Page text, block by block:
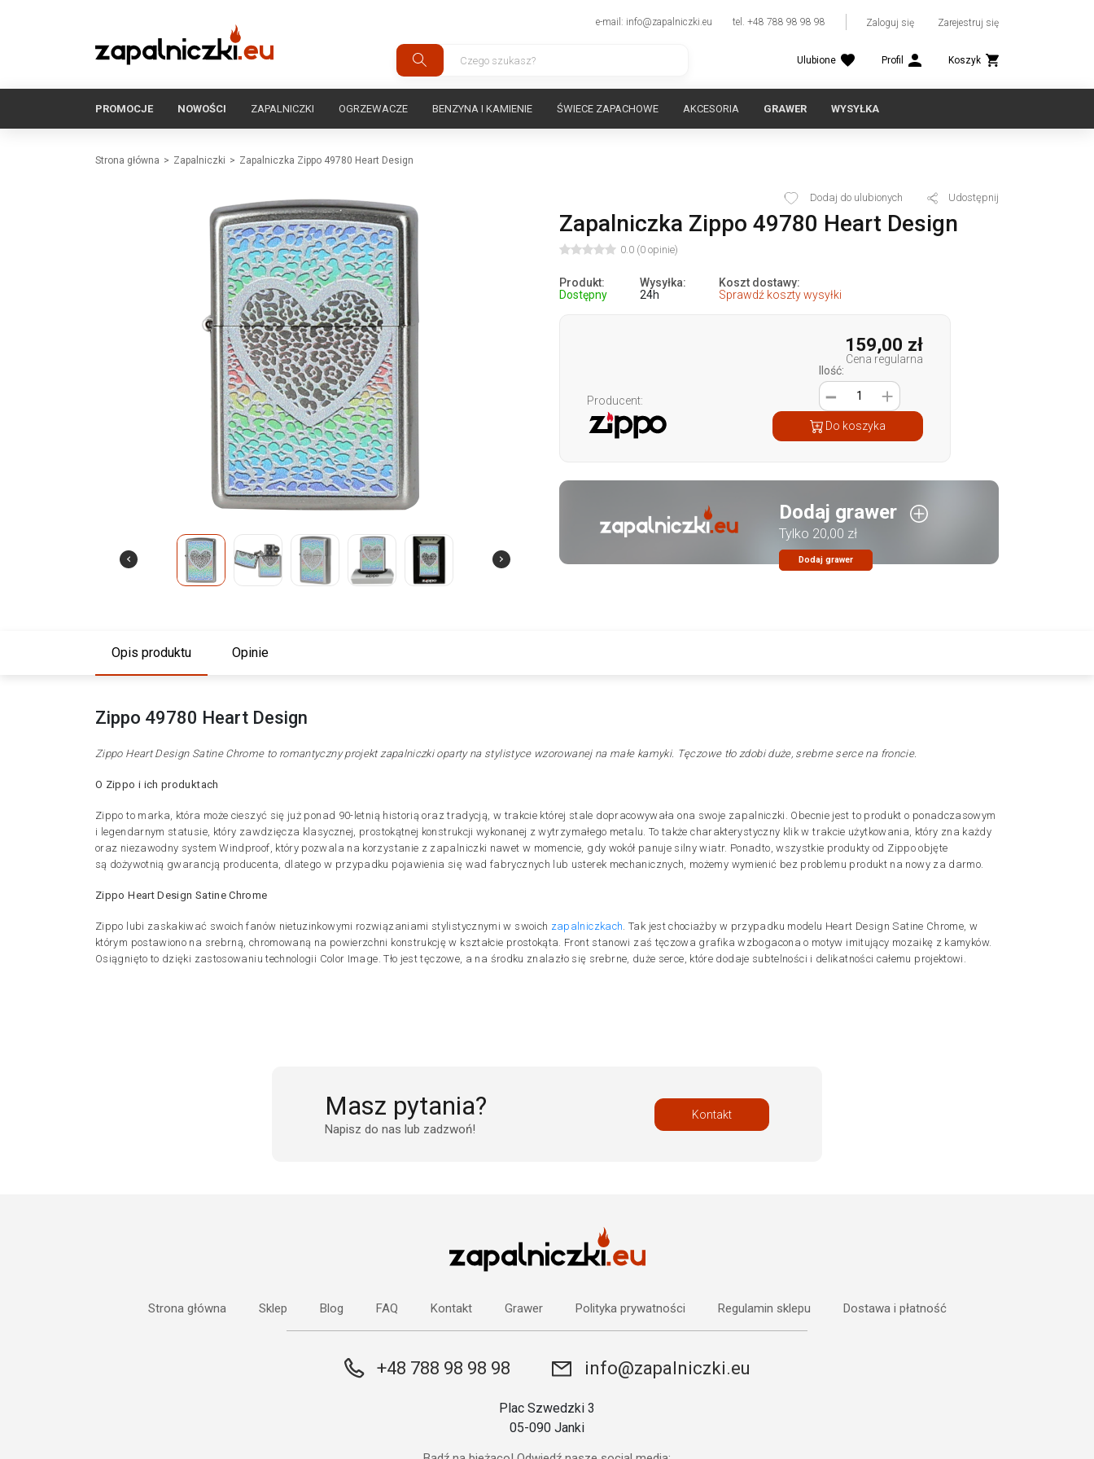
e-mail: info@zapalniczki.eu tel. +48 788 98 98 98 Zaloguj się Zarejestruj się
Ulubione Profil Koszyk
PROMOCJE NOWOŚCI ZAPALNICZKI OGRZEWACZE BENZYNA I KAMIENIE ŚWIECE ZAPACHOWE AKCESORIA GRAWER WYSYŁKA
Strona główna Zapalniczki Zapalniczka Zippo 49780 Heart Design
Dodaj do ulubionych Udostępnij
Zapalniczka Zippo 49780 Heart Design
0.0 (0 opinie)
Produkt:
Dostępny
Wysyłka:
24h
Koszt dostawy:
Sprawdź koszty wysyłki
Producent:
159,00 zł
Cena regularna
Ilość:
1
Do koszyka
Dodaj grawer
Tylko 20,00 zł
Dodaj grawer
Opis produktu Opinie
Zippo 49780 Heart Design
Zippo Heart Design Satine Chrome to romantyczny projekt zapalniczki oparty na stylistyce wzorowanej na małe kamyki. Tęczowe tło zdobi duże, srebrne serce na froncie.
O Zippo i ich produktach
Zippo to marka, która może cieszyć się już ponad 90-letnią historią oraz tradycją, w trakcie której stale dopracowywała ona swoje zapalniczki. Obecnie jest to produkt o ponadczasowym
i legendarnym statusie, który zawdzięcza klasycznej, prostokątnej konstrukcji wykonanej z wytrzymałego metalu. To także charakterystyczny klik w trakcie użytkowania, który zna każdy
oraz niezawodny system Windproof, który pozwala na korzystanie z zapalniczki nawet w momencie, gdy wokół panuje silny wiatr. Ponadto, wszystkie produkty od Zippo objęte
są dożywotnią gwarancją producenta, dlatego w przypadku pojawienia się wad fabrycznych lub usterek mechanicznych, możemy wymienić bez problemu produkt na nowy za darmo.
Zippo Heart Design Satine Chrome
Zippo lubi zaskakiwać swoich fanów nietuzinkowymi rozwiązaniami stylistycznymi w swoich zapalniczkach. Tak jest chociażby w przypadku modelu Heart Design Satine Chrome, w
którym postawiono na srebrną, chromowaną na powierzchni konstrukcję w kształcie prostokąta. Front stanowi zaś tęczowa grafika wzbogacona o motyw imitujący mozaikę z kamyków.
Osiągnięto to dzięki zastosowaniu technologii Color Image. Tło jest tęczowe, a na środku znalazło się srebrne, duże serce, które dodaje subtelności i delikatności całemu projektowi.
Masz pytania?
Napisz do nas lub zadzwoń!
Kontakt
Strona główna Sklep Blog FAQ Kontakt Grawer Polityka prywatności Regulamin sklepu Dostawa i płatność
+48 788 98 98 98 info@zapalniczki.eu
Plac Szwedzki 3
05-090 Janki